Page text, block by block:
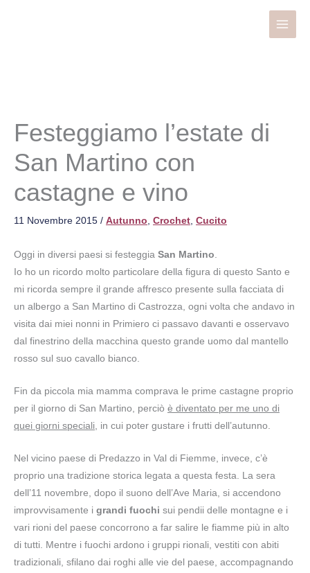
Festeggiamo l’estate di
San Martino con
castagne e vino
11 Novembre 2015 / Autunno Crochet Cucito
Oggi in diversi paesi si festeggia San Martino.
Io ho un ricordo molto particolare della figura di questo Santo e
mi ricorda sempre il grande affresco presente sulla facciata di
un albergo a San Martino di Castrozza, ogni volta che andavo in
visita dai miei nonni in Primiero ci passavo davanti e osservavo
dal finestrino della macchina questo grande uomo dal mantello
rosso sul suo cavallo bianco.
Fin da piccola mia mamma comprava le prime castagne proprio
per il giorno di San Martino, perciò è diventato per me uno di
quei giorni speciali , in cui poter gustare i frutti dell’autunno.
Nel vicino paese di Predazzo in Val di Fiemme, invece, c’è
proprio una tradizione storica legata a questa festa. La sera
dell’11 novembre, dopo il suono dell’Ave Maria, si accendono
improvvisamente i grandi fuochi sui pendii delle montagne e i
vari rioni del paese concorrono a far salire le fiamme più in alto
di tutti. Mentre i fuochi ardono i gruppi rionali, vestiti con abiti
tradizionali, sfilano dai roghi alle vie del paese, accompagnando